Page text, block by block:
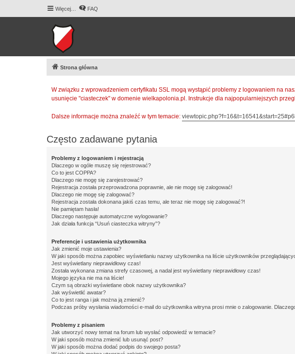
Więcej… FAQ
Strona główna
W związku z wprowadzeniem certyfikatu SSL mogą wystąpić problemy z logowaniem na
usunięcie "ciasteczek" w domenie wielkapolonia.pl. Instrukcje dla najpopularniejszych
Dalsze informacje można znaleźć w tym temacie:
Często zadawane pytania
Problemy z logowaniem i rejestracją
Dlaczego w ogóle muszę się rejestrować?
Co to jest COPPA?
Dlaczego nie mogę się zarejestrować?
Rejestracja została przeprowadzona poprawnie, ale nie mogę się zalogować!
Dlaczego nie mogę się zalogować?
Rejestracja została dokonana jakiś czas temu, ale teraz nie mogę się zalogować?!
Nie pamiętam hasła!
Dlaczego następuje automatyczne wylogowanie?
Jak działa funkcja “Usuń ciasteczka witryny”?
Preferencje i ustawienia użytkownika
Jak zmienić moje ustawienia?
W jaki sposób można zapobiec wyświetlaniu nazwy użytkownika na liście użytkowników
Jest wyświetlany nieprawidłowy czas!
Została wykonana zmiana strefy czasowej, a nadal jest wyświetlany nieprawidłowy czas!
Mojego języka nie ma na liście!
Czym są obrazki wyświetlane obok nazwy użytkownika?
Jak wyświetlić awatar?
Co to jest ranga i jak można ją zmienić?
Podczas próby wysłania wiadomości e-mail do użytkownika witryna prosi mnie o zalogowanie.
Problemy z pisaniem
Jak utworzyć nowy temat na forum lub wysłać odpowiedź w temacie?
W jaki sposób można zmienić lub usunąć post?
W jaki sposób można dodać podpis do swojego posta?